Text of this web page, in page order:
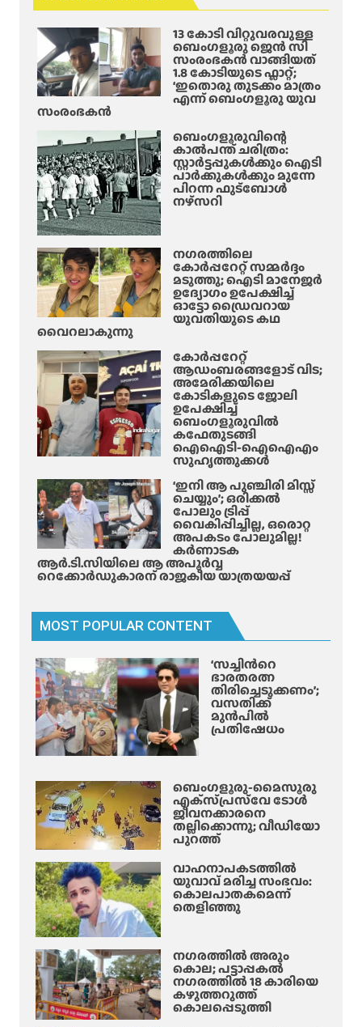
ഞെ
ട്ടി
ക്കു
ന്ന
റെ
പ്പെ
ട്ടു
;
ഡ്രൈ
വ
ക
ണ്ട
ക്ട
റും
ച്ചു
,
ഇ
രു
പ
ളം
യാ
ത്ര
ർ
ക്ക്
പ
രു
ക്ക്
സ്പാ
യു
ടെ
ലൈ
സ
സ
സ്‌
പെ
ന്‍ഡ്
13 കോടി വിറ്റുവരവുള്ള
ബെംഗളൂരു ജെൻ സി
സംരംഭകൻ വാങ്ങിയത്
1.8 കോടിയുടെ ഫ്ലാറ്റ്;
‘ഇതൊരു തുടക്കം മാത്രം
എന്ന് ബെംഗളൂരു യുവ
സംരംഭകൻ
ബെംഗളൂരുവിന്റെ
കാൽപന്ത് ചരിത്രം:
സ്റ്റാർട്ടപ്പുകൾക്കും ഐടി
പാർക്കുകൾക്കും മുന്നേ
പിറന്ന ഫുട്ബോൾ
നഴ്സറി
നഗരത്തിലെ
കോർപ്പറേറ്റ് സമ്മർദ്ദം
മടുത്തു; ഐടി മാനേജർ
ഉദ്യോഗം ഉപേക്ഷിച്ച്
ഓട്ടോ ഡ്രൈവറായ
യുവതിയുടെ കഥ
വൈറലാകുന്നു
കോർപ്പറേറ്റ്
ആഡംബരങ്ങളോട് വിട;
അമേരിക്കയിലെ
കോടികളുടെ ജോലി
ഉപേക്ഷിച്ച്
ബെംഗളൂരുവിൽ
കഫേതുടങ്ങി
ഐഐടി-ഐഐഎം
സുഹൃത്തുക്കൾ
‘ഇനി ആ പുഞ്ചിരി മിസ്സ്
ചെയ്യും’; ഒരിക്കൽ
പോലും ട്രിപ്പ്
വൈകിപ്പിച്ചില്ല, ഒരൊറ്റ
അപകടം പോലുമില്ല!
കർണാടക
ആർ.ടി.സിയിലെ ആ അപൂർവ്വ
റെക്കോർഡുകാരന് രാജകീയ യാത്രയയപ്പ്
MOST POPULAR CONTENT
‘സച്ചിന്‍റെ
ഭാരതരത്ന
തിരിച്ചെടുക്കണം’;
വസതിക്ക്
മുൻപിൽ
പ്രതിഷേധം
ബെംഗളൂരു-മൈസൂരു
എക്‌സ്‌പ്രസ്‌വേ ടോൾ
ജീവനക്കാരനെ
തല്ലിക്കൊന്നു; വീഡിയോ
പുറത്ത്
വാഹനാപകടത്തിൽ
യുവാവ് മരിച്ച സംഭവം:
കൊലപാതകമെന്ന്
തെളിഞ്ഞു
നഗരത്തിൽ അരും
കൊല; പട്ടാപ്പകൽ
നഗരത്തിൽ 18 കാരിയെ
കഴുത്തറുത്ത്
കൊലപ്പെടുത്തി